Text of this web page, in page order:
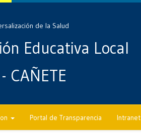
de la Salud
Educativa Local
CAÑETE
Portal de Transparencia Intranet